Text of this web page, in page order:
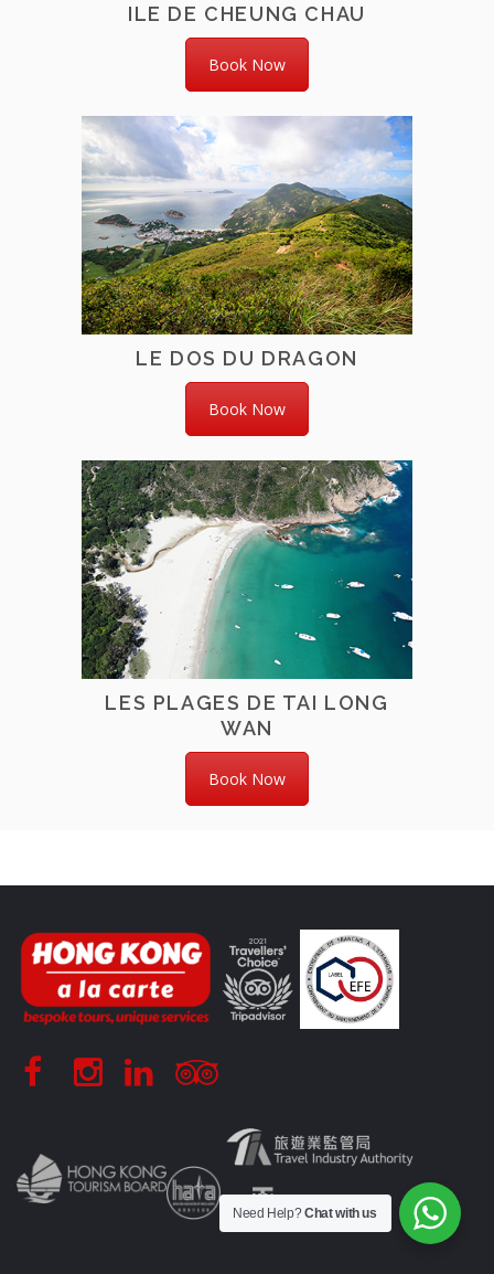
ILE DE CHEUNG CHAU
Book Now
LE DOS DU DRAGON
Book Now
LES PLAGES DE TAI LONG
WAN
Book Now
Need Help?Chat with us